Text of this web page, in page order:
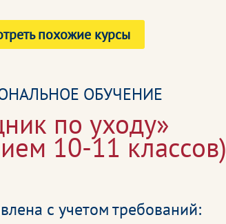
похожие курсы
ОБУЧЕНИЕ
по уходу»
10-11 классов)
с учетом требований: